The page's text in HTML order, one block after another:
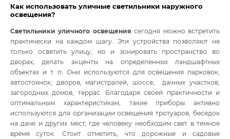
Как использовать уличные светильники наружного
освещения?
Светильники уличного освещения сегодня можно встретить
практически на каждом шагу. Эти устройства позволяют не
только осветить улицу, но и зонировать пространство во
дворах, делать акценты на определенных ландшафтных
объектах и т. п. Они используются для освещения парковок,
автостоянок, дворов, магистралей, шоссе, дачных участков,
загородных домов, террас. Благодаря своей практичности и
оптимальным характеристикам, такие приборы активно
используются для организации освещения тротуаров, беседок
на даче и других мест, где человеку необходим свет в темное
время суток. Стоит отметить, что дорожные и садовые